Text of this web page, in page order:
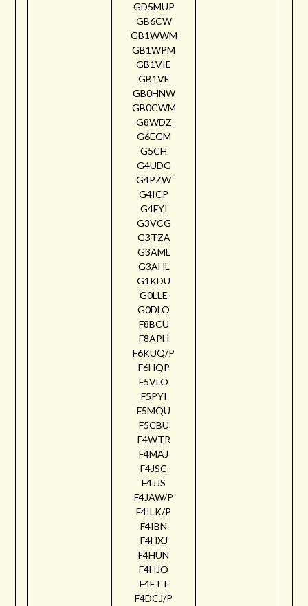
GD5MUP
GB6CW
GB1WWM
GB1WPM
GB1VIE
GB1VE
GB0HNW
GB0CWM
G8WDZ
G6EGM
G5CH
G4UDG
G4PZW
G4ICP
G4FYI
G3VCG
G3TZA
G3AML
G3AHL
G1KDU
G0LLE
G0DLO
F8BCU
F8APH
F6KUQ/P
F6HQP
F5VLO
F5PYI
F5MQU
F5CBU
F4WTR
F4MAJ
F4JSC
F4JJS
F4JAW/P
F4ILK/P
F4IBN
F4HXJ
F4HUN
F4HJO
F4FTT
F4DCJ/P